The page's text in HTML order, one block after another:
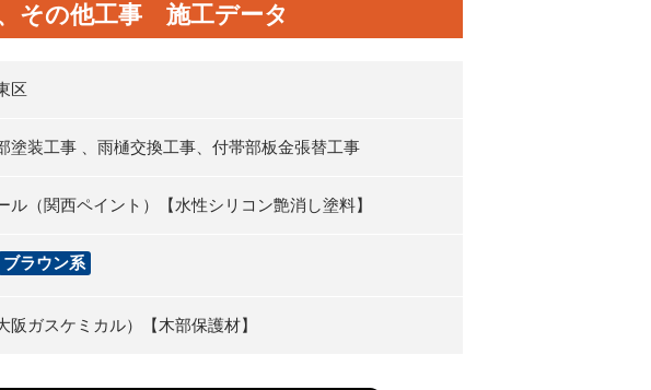
その他工事 施工データ
区
塗装工事 、雨樋交換工事、付帯部板金張替工事
ル（関西ペイント）【水性シリコン艶消し塗料】
ブラウン系
阪ガスケミカル）【木部保護材】